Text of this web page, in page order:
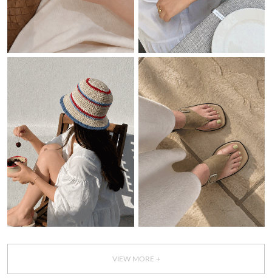
VIEW MORE +